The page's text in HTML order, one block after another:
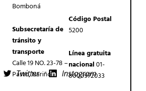
Twitter Instagram
Bomboná
Subsecretaría de
tránsito y
transporte
Calle 19 NO. 23-78 –
Pasto, Nariño
Código Postal
5200
Línea gratuita
nacional 01-
8000972033